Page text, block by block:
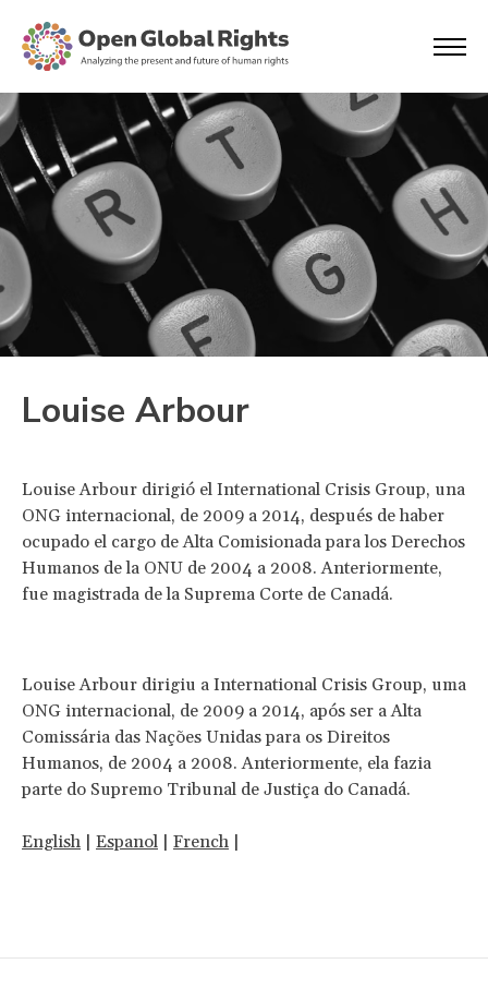
Louise Arbour
‬Louise Arbour dirigió el International Crisis Group, una
ONG internacional, de 2009 a 2014, después de haber
ocupado el cargo de Alta Comisionada para los Derechos
Humanos de la ONU de 2004 a 2008. Anteriormente,
fue magistrada de la Suprema Corte de Canadá.
Louise Arbour dirigiu a International Crisis Group, uma
ONG internacional, de 2009 a 2014, após ser a Alta
Comissária das Nações Unidas para os Direitos
Humanos, de 2004 a 2008. Anteriormente, ela fazia
parte do Supremo Tribunal de Justiça do Canadá.
English | Espanol | French |